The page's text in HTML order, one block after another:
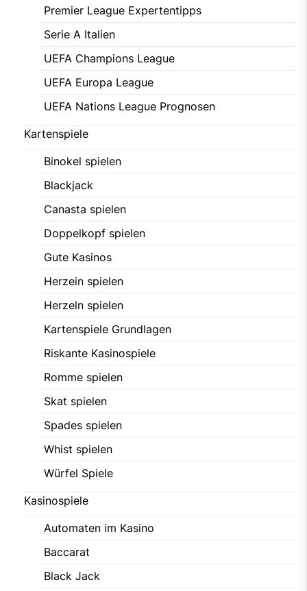
Premier League Expertentipps
Serie A Italien
UEFA Champions League
UEFA Europa League
UEFA Nations League Prognosen
Kartenspiele
Binokel spielen
Blackjack
Canasta spielen
Doppelkopf spielen
Gute Kasinos
Herzein spielen
Herzeln spielen
Kartenspiele Grundlagen
Riskante Kasinospiele
Romme spielen
Skat spielen
Spades spielen
Whist spielen
Würfel Spiele
Kasinospiele
Automaten im Kasino
Baccarat
Black Jack